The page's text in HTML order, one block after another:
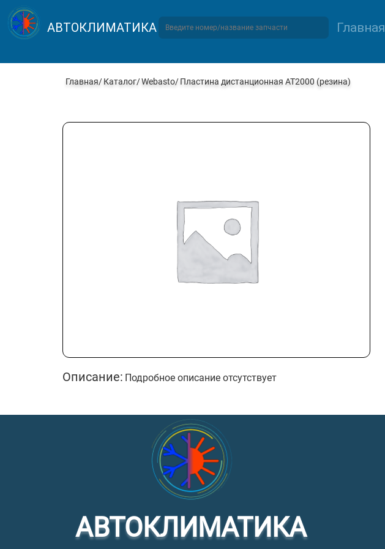
АВТОКЛИМАТИКА Главная
Главная Каталог Webasto Пластина дистанционная AT2000 (резина)
Описание: Подробное описание отсутствует
АВТОКЛИМАТИКА